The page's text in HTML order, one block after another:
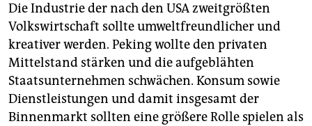
Die Industrie der nach den USA zweitgrößten
Volkswirtschaft sollte umweltfreundlicher und
kreativer werden. Peking wollte den privaten
Mittelstand stärken und die aufgeblähten
Staatsunternehmen schwächen. Konsum sowie
Dienstleistungen und damit insgesamt der
Binnenmarkt sollten eine größere Rolle spielen als